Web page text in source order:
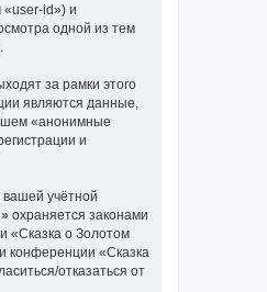
id») и
одной из тем
за рамки этого
являются данные,
«анонимные
и
учётной
охраняется законами
«Сказка о Золотом
конференции «Сказка
отказаться от